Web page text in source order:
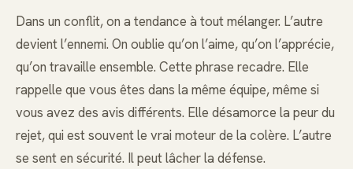
Dans un conflit, on a tendance à tout mélanger. L’autre
devient l’ennemi. On oublie qu’on l’aime, qu’on l’apprécie,
qu’on travaille ensemble. Cette phrase recadre. Elle
rappelle que vous êtes dans la même équipe, même si
vous avez des avis différents. Elle désamorce la peur du
rejet, qui est souvent le vrai moteur de la colère. L’autre
se sent en sécurité. Il peut lâcher la défense.